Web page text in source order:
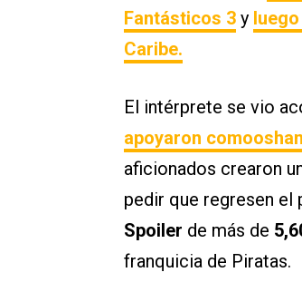
Fantásticos 3 y
Caribe.
El intérprete se vio
apoyaron
aficionados crearon
pedir que regresen el
Spoiler de más de
franquicia de Piratas.